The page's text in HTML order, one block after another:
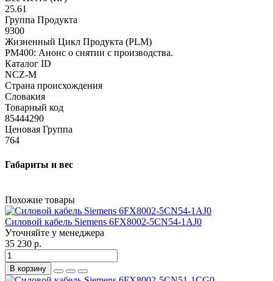
25.61
Группа Продукта
9300
Жизненный Цикл Продукта (PLM)
PM400: Анонс о снятии с производства.
Каталог ID
NCZ-M
Страна происхождения
Словакия
Товарный код
85444290
Ценовая Группа
764
Габариты и вес
Похожие товары
Силовой кабель Siemens 6FX8002-5CN54-1AJ0
Уточняйте у менеджера
35 230 р.
В корзину